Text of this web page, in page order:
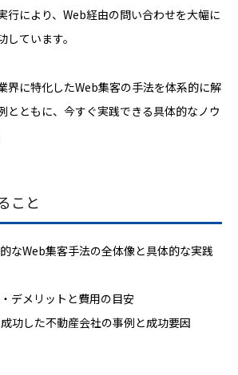
行により、Web経由の問い合わせを大幅に
ています。
界に特化したWeb集客の手法を体系的に解
とともに、今すぐ実践できる具体的なノウ
こと
なWeb集客手法の全体像と具体的な実践
デメリットと費用の目安
功した不動産会社の事例と成功要因